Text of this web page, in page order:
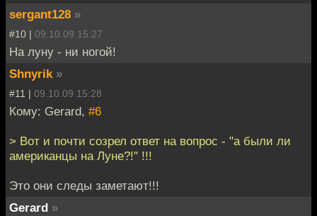
sergant128 »
#10 | 09.10.09 15:27
На луну - ни ногой!
Shnyrik »
#11 | 09.10.09 15:28
Кому: Gerard, #6
> Вот и почти созрел ответ на вопрос - "а были ли
американцы на Луне?!" !!!
Это они следы заметают!!!
Gerard »